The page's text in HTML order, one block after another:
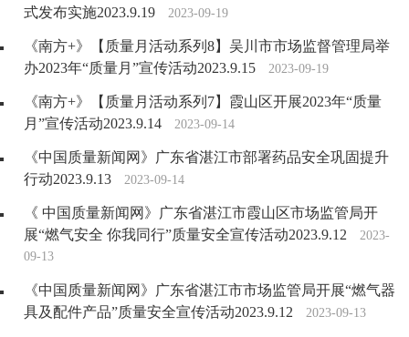
式发布实施2023.9.19
2023-09-19
《南方+》【质量月活动系列8】吴川市市场监督管理局举
办2023年“质量月”宣传活动2023.9.15
2023-09-19
《南方+》【质量月活动系列7】霞山区开展2023年“质量
月”宣传活动2023.9.14
2023-09-14
《中国质量新闻网》广东省湛江市部署药品安全巩固提升
行动2023.9.13
2023-09-14
《 中国质量新闻网》广东省湛江市霞山区市场监管局开
展“燃气安全 你我同行”质量安全宣传活动2023.9.12
2023-
09-13
《中国质量新闻网》广东省湛江市市场监管局开展“燃气器
具及配件产品”质量安全宣传活动2023.9.12
2023-09-13